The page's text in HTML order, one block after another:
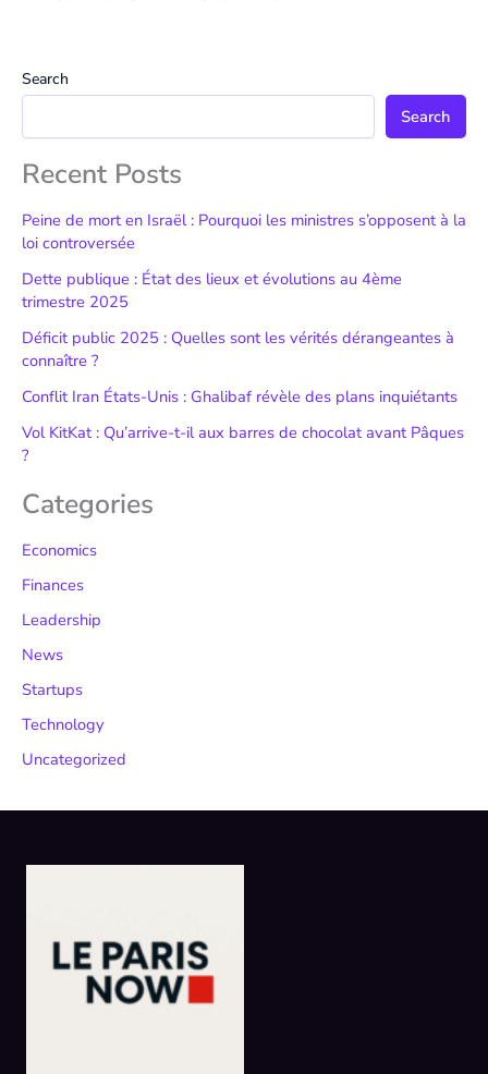
Search
Search
Recent Posts
Peine de mort en Israël : Pourquoi les ministres s’opposent à la
loi controversée
Dette publique : État des lieux et évolutions au 4ème
trimestre 2025
Déficit public 2025 : Quelles sont les vérités dérangeantes à
connaître ?
Conflit Iran États-Unis : Ghalibaf révèle des plans inquiétants
Vol KitKat : Qu’arrive-t-il aux barres de chocolat avant Pâques
?
Categories
Economics
Finances
Leadership
News
Startups
Technology
Uncategorized